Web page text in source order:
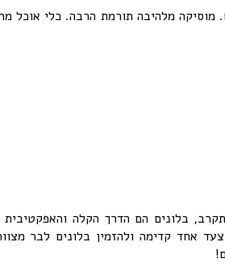
מוסיקה מלהיבה תורמת הרבה. כלי אוכל
בלונים הם הדרך הקלה והאפקטיבית
אחד קדימה ולהזמין בלונים לבר